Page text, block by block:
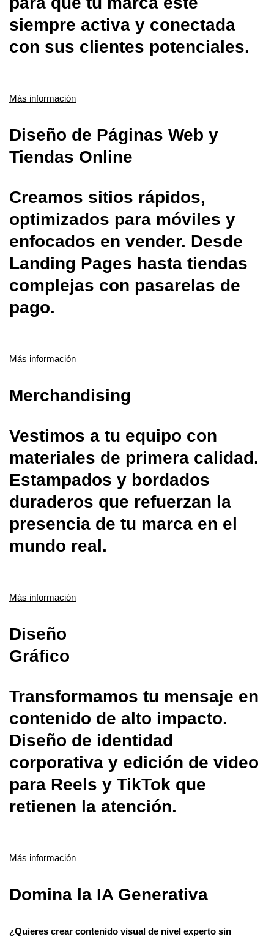
siempre activa y conectada
con sus clientes potenciales.
Más información
Diseño de Páginas Web y
Tiendas Online
Creamos sitios rápidos,
optimizados para móviles y
enfocados en vender. Desde
Landing Pages hasta tiendas
complejas con pasarelas de
pago.
Más información
Merchandising
Vestimos a tu equipo con
materiales de primera calidad.
Estampados y bordados
duraderos que refuerzan la
presencia de tu marca en el
mundo real.
Más información
Diseño
Gráfico
Transformamos tu mensaje en
contenido de alto impacto.
Diseño de identidad
corporativa y edición de video
para Reels y TikTok que
retienen la atención.
Más información
Domina la IA Generativa
¿Quieres crear contenido visual de nivel experto sin